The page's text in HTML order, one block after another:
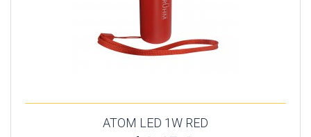
ATOM LED 1W RED